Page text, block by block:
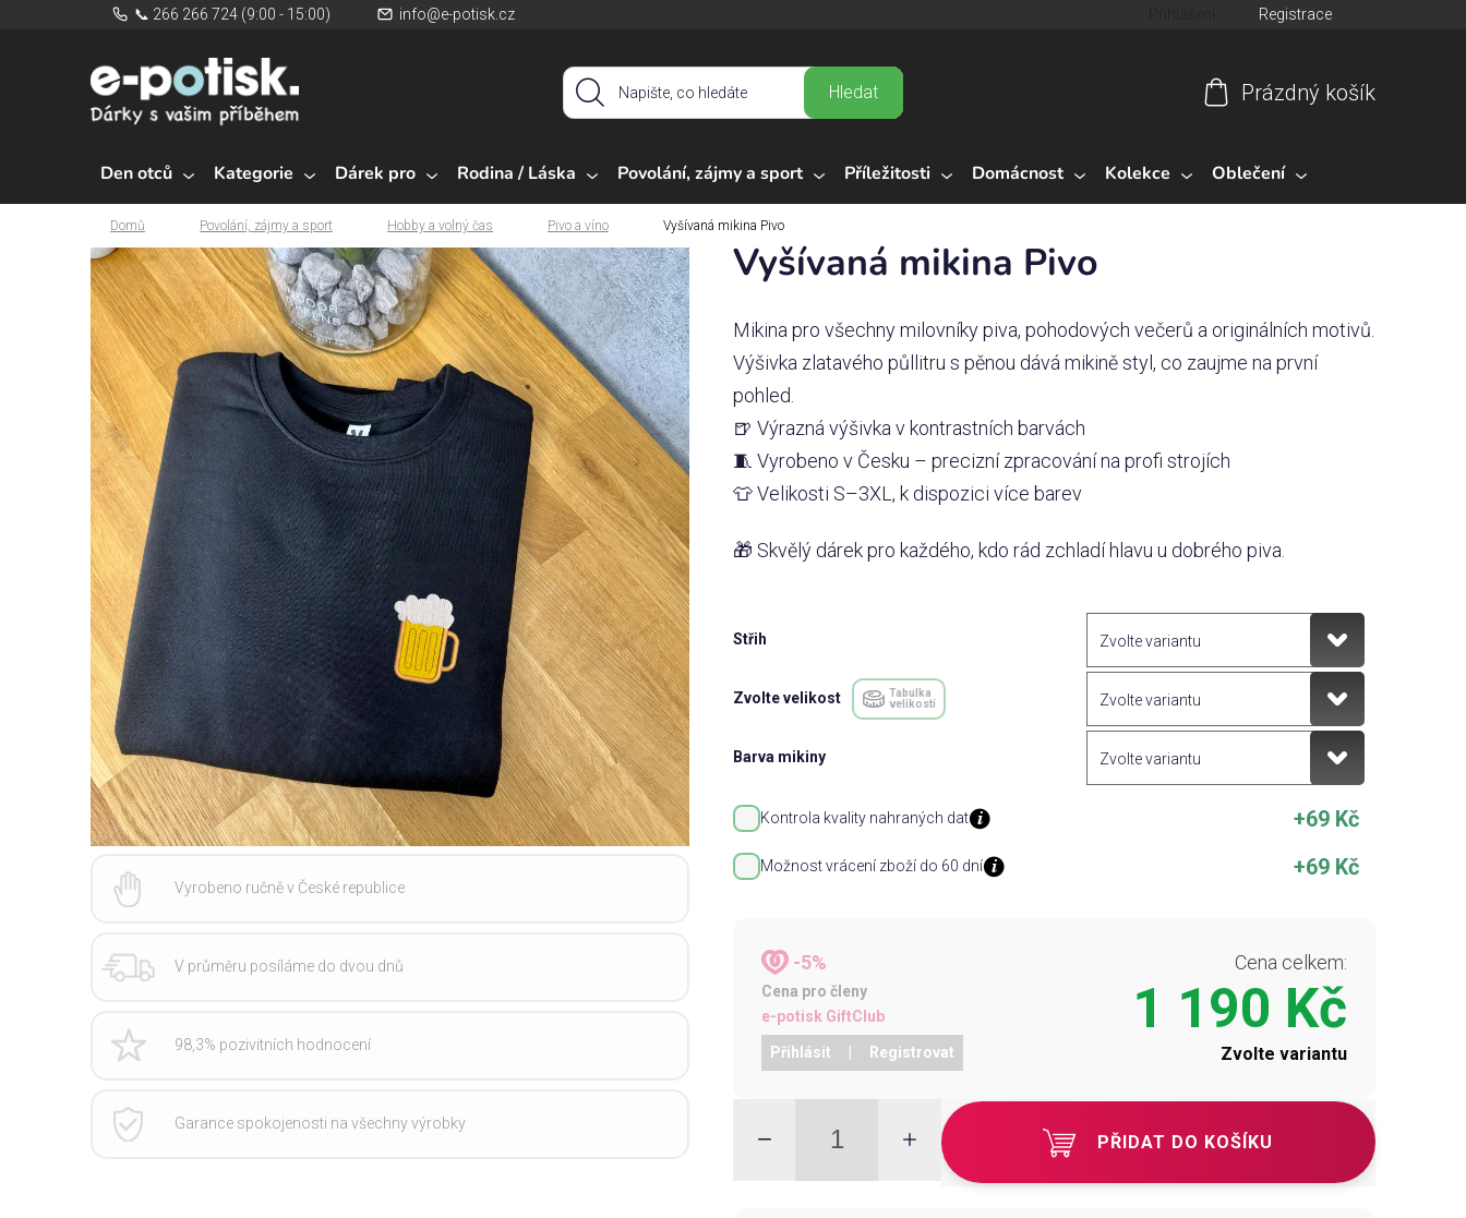
📞 266 266 724 (9:00 - 15:00) info@e-potisk.cz Registrace
Hledat
košík
Prázdný košík
Den otců Kategorie Dárek pro Rodina / Láska Povolání, zájmy a sport Příležitosti Domácnost Kolekce Oblečení
Domů
Domů Povolání, zájmy a sport Hobby a volný čas Pivo a víno Vyšívaná mikina Pivo
Vyšívaná mikina Pivo
Mikina pro všechny milovníky piva, pohodových večerů a originálních motivů.
Výšivka zlatavého půllitru s pěnou dává mikině styl, co zaujme na první
pohled.
🍺 Výrazná výšivka v kontrastních barvách
🧵 Vyrobeno v Česku – precizní zpracování na profi strojích
👕 Velikosti S–3XL, k dispozici více barev
🎁 Skvělý dárek pro každého, kdo rád zchladí hlavu u dobrého piva.
Střih
Zvolte velikost
Tabulka
velikostí
Barva mikiny
Kontrola kvality nahraných dat +69 Kč
Možnost vrácení zboží do 60 dní +69 Kč
-5%
Cena pro členy
e-potisk GiftClub
Přihlásit Registrovat
Cena celkem:
1 190 Kč
Zvolte variantu
PŘIDAT DO KOŠÍKU
Vyrobeno ručně v České republice
V průměru posíláme do dvou dnů
98,3% pozivitních hodnocení
Garance spokojenosti na všechny výrobky